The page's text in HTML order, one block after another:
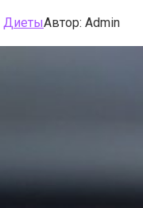
ДиетыАвтор: Admin